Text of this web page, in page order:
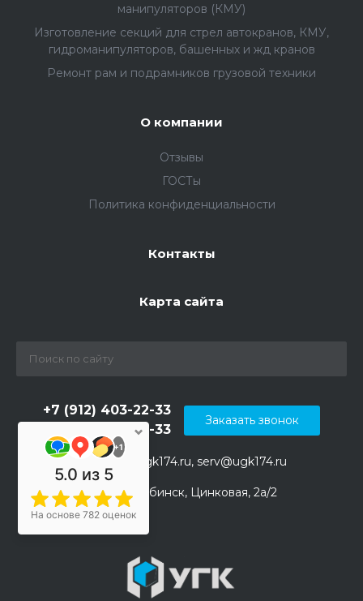
манипуляторов (КМУ)
Изготовление секций для стрел автокранов, КМУ,
гидроманипуляторов, башенных и жд кранов
Ремонт рам и подрамников грузовой техники
О компании
Отзывы
ГОСТы
Политика конфиденциальности
Контакты
Карта сайта
+7 (912) 403-22-33
+7 (912) 403-22-33
info@ugk174.ru, serv@ugk174.ru
Заказать звонок
г. Челябинск, Цинковая, 2а/2
+1
5.0 из 5
На основе 782 оценок